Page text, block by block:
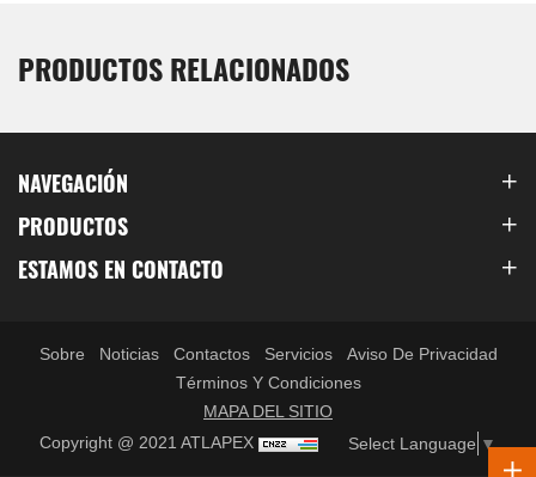
PRODUCTOS RELACIONADOS
NAVEGACIÓN
PRODUCTOS
ESTAMOS EN CONTACTO
Sobre Noticias Contactos Servicios
Aviso De Privacidad
Términos Y Condiciones
MAPA DEL SITIO
Copyright @ 2021 ATLAPEX
Select Language ▼